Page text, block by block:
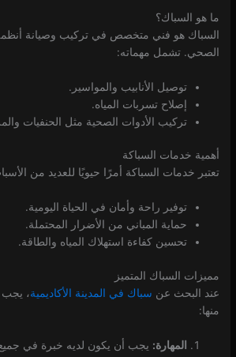
ما هو السباك؟
السباك هو فني متخصص في تركيب وصيانة
الصحي. تشمل مهماته:
توصيل الأنابيب والمواسير.
إصلاح تسربات المياه.
تركيب الأدوات الصحية مثل الحنفيات
أهمية خدمات السباكة
تعتبر خدمات السباكة أمرًا حيويًا للعديد من
توفير راحة وأمان في الحياة اليومية.
حماية المباني من الأضرار المحتملة.
تحسين كفاءة استهلاك المياه والطاقة.
مميزات السباك المتميز
عند البحث عن سباك في المدينة الأكاديمية، يجب
منها:
المهارة: يجب أن يكون لديه خبرة في جميع